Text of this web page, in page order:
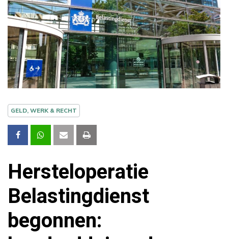
GELD, WERK & RECHT
Hersteloperatie
Belastingdienst
begonnen: